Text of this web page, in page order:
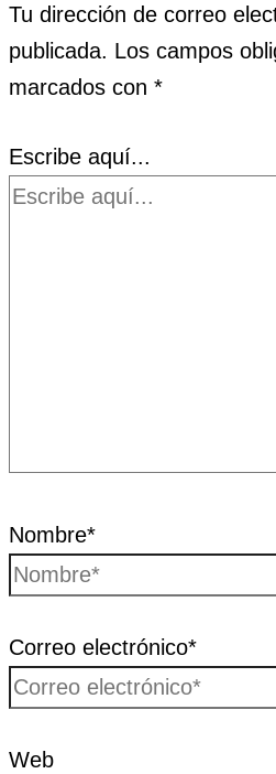
Tu dirección de correo
publicada. Los campos
marcados con *
Escribe aquí...
Nombre*
Correo electrónico*
Web